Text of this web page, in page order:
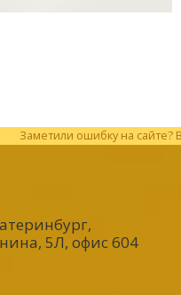
Заметили ошибку на
,
5Л, офис 604